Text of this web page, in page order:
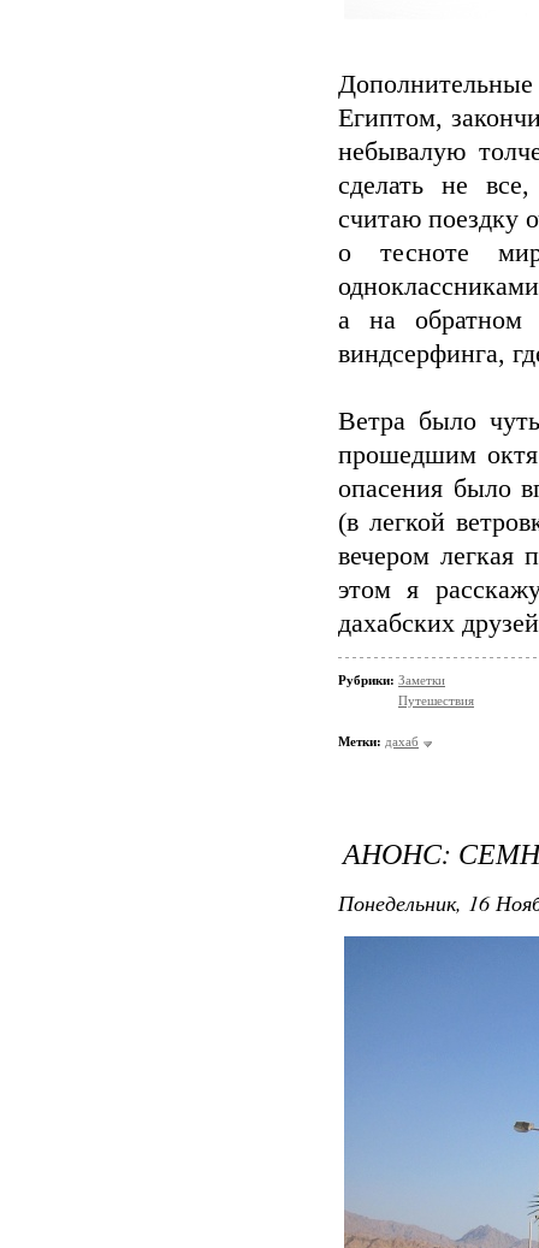
Египтом,
небывалую
сделать не
считаю поездку
о тесноте
а на обратном
виндсерфинга,
Ветра было
прошедшим
опасения было
(в легкой
вечером легкая
этом я
дахабских
Рубрики: Заметки
Путешествия
Метки: дахаб
АНОНС:
Понедельник, 16